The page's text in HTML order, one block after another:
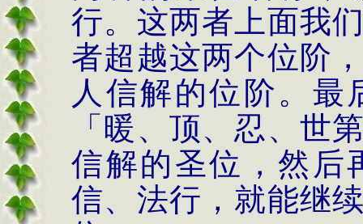
行。这两者上面我
者超越这两个位阶
人信解的位阶。最
「暖、顶、忍、世
信解的圣位，然后
信、法行，就能继